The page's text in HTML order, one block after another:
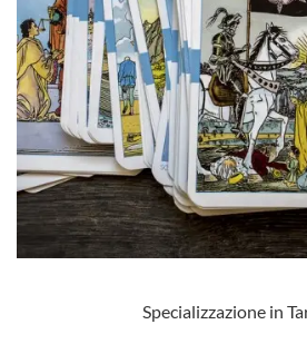
Specializzazione in